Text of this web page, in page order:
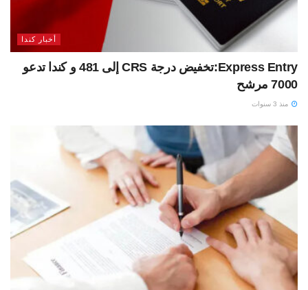
أخبار كندا
Express Entry:تخفيض درجة CRS إلى 481 و كندا تدعو
7000 مرشح
منذ 3 سنوات